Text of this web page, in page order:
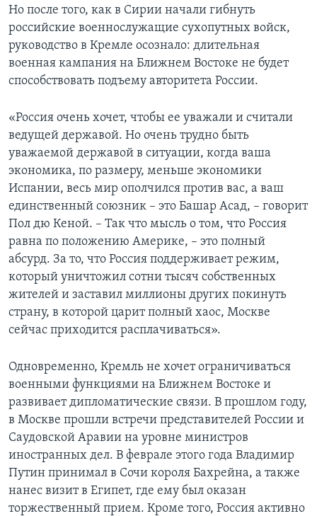
Но после того, как в Сирии начали гибнуть
российские военнослужащие сухопутных войск,
руководство в Кремле осознало: длительная
военная кампания на Ближнем Востоке не будет
способствовать подъему авторитета России.
«Россия очень хочет, чтобы ее уважали и считали
ведущей державой. Но очень трудно быть
уважаемой державой в ситуации, когда ваша
экономика, по размеру, меньше экономики
Испании, весь мир ополчился против вас, а ваш
единственный союзник – это Башар Асад, – говорит
Пол дю Кеной. – Так что мысль о том, что Россия
равна по положению Америке, – это полный
абсурд. За то, что Россия поддерживает режим,
который уничтожил сотни тысяч собственных
жителей и заставил миллионы других покинуть
страну, в которой царит полный хаос, Москве
сейчас приходится расплачиваться».
Одновременно, Кремль не хочет ограничиваться
военными функциями на Ближнем Востоке и
развивает дипломатические связи. В прошлом году,
в Москве прошли встречи представителей России и
Саудовской Аравии на уровне министров
иностранных дел. В феврале этого года Владимир
Путин принимал в Сочи короля Бахрейна, а также
нанес визит в Египет, где ему был оказан
торжественный прием. Кроме того, Россия активно